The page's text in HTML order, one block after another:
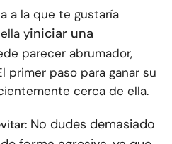
a la que te gustaría
yiniciar una
parecer abrumador,
primer paso para ganar su
cerca de ella.
No dudes demasiado